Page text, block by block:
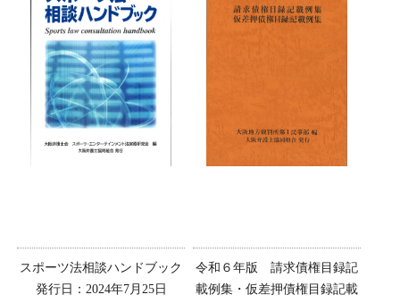
スポーツ法相談ハンドブック
発行日：2024年7月25日
令和６年版 請求債権目録記
載例集・仮差押債権目録記載